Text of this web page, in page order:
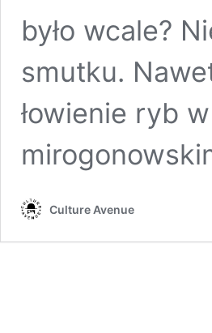
było wcale?
smutku.
łowienie ryb
Culture Avenue